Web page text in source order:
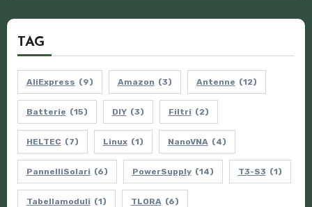
TAG
AliExpress (9) Amazon (3) Antenne (12)
Batterie (15) DIY (3) Filtri (2)
HELTEC (7) Linux (1) NanoVNA (4)
PannelliSolari (6) PowerSupply (14) T3-S3 (1)
Tabellamoduli (1) TLORA (6)